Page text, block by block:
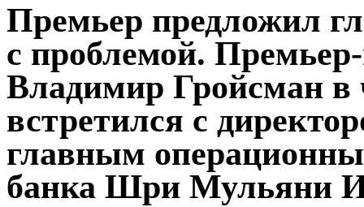
Премьер предложил
с проблемой.
Владимир Гройсман в
встретился с
главным
банка Шри Мульяни